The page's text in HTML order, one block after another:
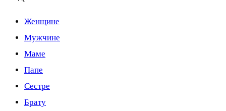
Женщине
Мужчине
Маме
Папе
Сестре
Брату